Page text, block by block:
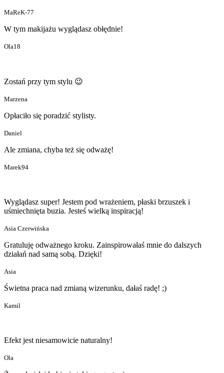
MaReK-77
W tym makijażu wyglądasz obłędnie!
Ola18
Zostań przy tym stylu 😉
Marzena
Opłaciło się poradzić stylisty.
Daniel
Ale zmiana, chyba też się odważę!
Marek94
Wyglądasz super! Jestem pod wrażeniem, płaski brzuszek i
uśmiechnięta buzia. Jesteś wielką inspiracją!
Asia Czerwińska
Gratuluję odważnego kroku. Zainspirowałaś mnie do dalszych
działań nad samą sobą. Dzięki!
Asia
Świetna praca nad zmianą wizerunku, dałaś radę! ;)
Kamil
Efekt jest niesamowicie naturalny!
Ola